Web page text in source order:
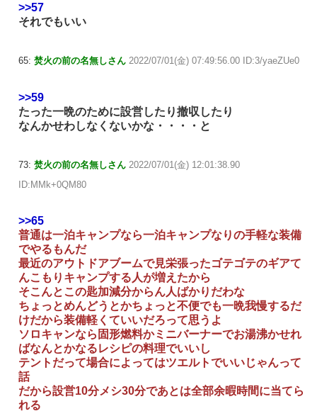
>>57
それでもいい
65: 焚火の前の名無しさん 2022/07/01(金) 07:49:56.00 ID:3/yaeZUe0
>>59
たった一晩のために設営したり撤収したり
なんかせわしなくないかな・・・・と
73: 焚火の前の名無しさん 2022/07/01(金) 12:01:38.90
ID:MMk+0QM80
>>65
普通は一泊キャンプなら一泊キャンプなりの手軽な装備
でやるもんだ
最近のアウトドアブームで見栄張ったゴテゴテのギアて
んこもりキャンプする人が増えたから
そこんとこの匙加減分からん人ばかりだわな
ちょっとめんどうとかちょっと不便でも一晩我慢するだ
けだから装備軽くていいだろって思うよ
ソロキャンなら固形燃料かミニバーナーでお湯沸かせれ
ばなんとかなるレシピの料理でいいし
テントだって場合によってはツエルトでいいじゃんって
話
だから設営10分メシ30分であとは全部余暇時間に当てら
れる